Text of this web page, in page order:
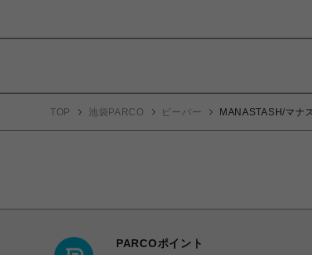
TOP 池袋PARCO ビーバー MANASTASH/マナ
PARCOポイント